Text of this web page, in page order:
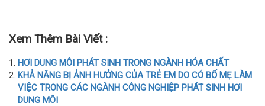
Xem Thêm Bài Viết :
HƠI DUNG MÔI PHÁT SINH TRONG NGÀNH HÓA CHẤT
KHẢ NĂNG BỊ ẢNH HƯỞNG CỦA TRẺ EM DO CÓ BỐ MẸ LÀM
VIỆC TRONG CÁC NGÀNH CÔNG NGHIỆP PHÁT SINH HƠI
DUNG MÔI